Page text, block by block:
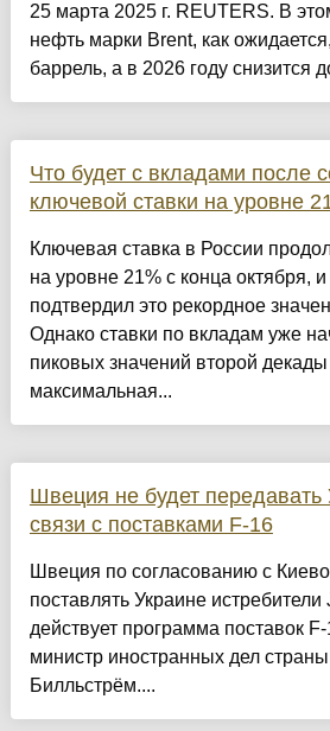
25 марта 2025 г. REUTERS. В
нефть марки Brent, как
баррель, а в 2026 году снизится
Что будет с вкладами после
ключевой ставки на уровне
Ключевая ставка в России
на уровне 21% с конца октября,
подтвердил это рекордное
Однако ставки по вкладам уже
пиковых значений второй декады
максимальная...
Швеция не будет передавать
связи с поставками F-16
Швеция по согласованию с
поставлять Украине
действует программа поставок
министр иностранных дел
Билльстрём....